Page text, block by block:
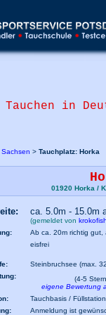
Tauchen in
Sachsen > Tauchplatz: Horka
01920 Horka /
ca. 5.0m - 15.0m
(gemeldet von
Ab ca. 20m richtig
eisfrei
Steinbruchsee (max.
(4-5
eigene Bewertung
Tauchbasis /
Anmeldung ist